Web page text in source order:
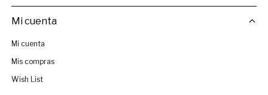
Mi cuenta
Mi cuenta
Mis compras
Wish List